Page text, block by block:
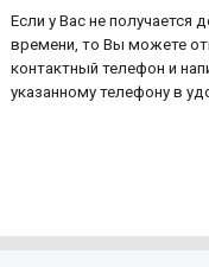
Если у Вас не получается
времени, то Вы можете
контактный телефон и
указанному телефону в